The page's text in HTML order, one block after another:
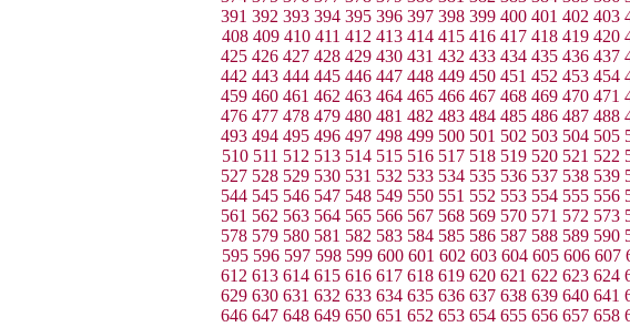
391 392 393 394 395 396 397 398 399 400 401 402 403
408 409 410 411 412 413 414 415 416 417 418 419 420
425 426 427 428 429 430 431 432 433 434 435 436 437
442 443 444 445 446 447 448 449 450 451 452 453 454
459 460 461 462 463 464 465 466 467 468 469 470 471
476 477 478 479 480 481 482 483 484 485 486 487 488
493 494 495 496 497 498 499 500 501 502 503 504 505
510 511 512 513 514 515 516 517 518 519 520 521 522
527 528 529 530 531 532 533 534 535 536 537 538 539
544 545 546 547 548 549 550 551 552 553 554 555 556
561 562 563 564 565 566 567 568 569 570 571 572 573
578 579 580 581 582 583 584 585 586 587 588 589 590
595 596 597 598 599 600 601 602 603 604 605 606 607
612 613 614 615 616 617 618 619 620 621 622 623 624
629 630 631 632 633 634 635 636 637 638 639 640 641
646 647 648 649 650 651 652 653 654 655 656 657 658